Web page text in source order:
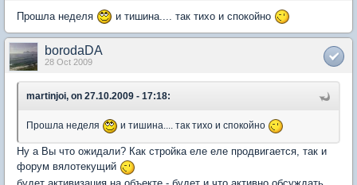
Прошла неделя и тишина.... так тихо и спокойно
borodaDA
28 Oct 2009
martinjoi, on 27.10.2009 - 17:18:
Прошла неделя и тишина.... так тихо и спокойно
Ну а Вы что ожидали? Как стройка еле еле продвигается, так и
форум вялотекущий